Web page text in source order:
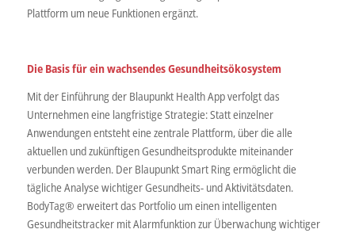
Plattform um neue Funktionen ergänzt.
Die Basis für ein wachsendes Gesundheitsökosystem
Mit der Einführung der Blaupunkt Health App verfolgt das
Unternehmen eine langfristige Strategie: Statt einzelner
Anwendungen entsteht eine zentrale Plattform, über die alle
aktuellen und zukünftigen Gesundheitsprodukte miteinander
verbunden werden. Der Blaupunkt Smart Ring ermöglicht die
tägliche Analyse wichtiger Gesundheits- und Aktivitätsdaten.
BodyTag® erweitert das Portfolio um einen intelligenten
Gesundheitstracker mit Alarmfunktion zur Überwachung wichtiger